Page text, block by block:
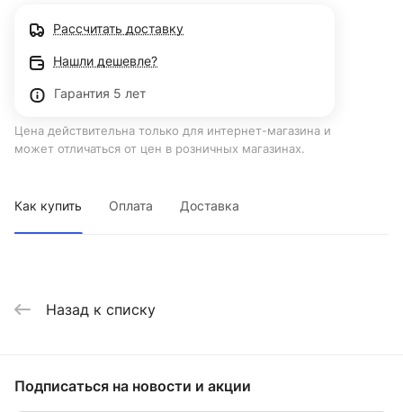
Рассчитать доставку
Нашли дешевле?
Гарантия 5 лет
Цена действительна только для интернет-магазина и
может отличаться от цен в розничных магазинах.
Как купить Оплата Доставка
Назад к списку
Подписаться на новости и акции